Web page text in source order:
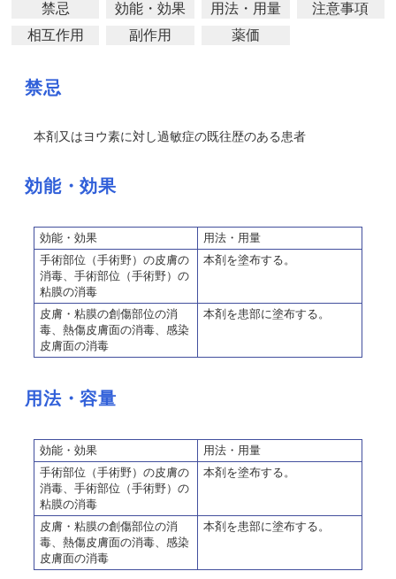
禁忌 効能・効果 用法・用量
注意事項
相互作用
副作用 薬価
禁忌
本剤又はヨウ素に対し過敏症の既往歴のある患者
効能・効果
効能・効果
用法・用量
手術部位（手術野）の皮膚の
消毒、手術部位（手術野）の
粘膜の消毒
本剤を塗布する。
皮膚・粘膜の創傷部位の消
毒、熱傷皮膚面の消毒、感染
皮膚面の消毒
本剤を患部に塗布する。
用法・容量
効能・効果
用法・用量
手術部位（手術野）の皮膚の
消毒、手術部位（手術野）の
粘膜の消毒
本剤を塗布する。
皮膚・粘膜の創傷部位の消
毒、熱傷皮膚面の消毒、感染
皮膚面の消毒
本剤を患部に塗布する。